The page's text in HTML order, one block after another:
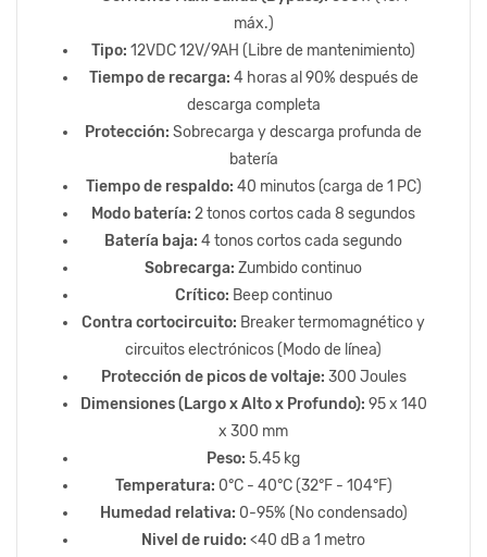
máx.)
Tipo: 12VDC 12V/9AH (Libre de mantenimiento)
Tiempo de recarga: 4 horas al 90% después de
descarga completa
Protección: Sobrecarga y descarga profunda de
batería
Tiempo de respaldo: 40 minutos (carga de 1 PC)
Modo batería: 2 tonos cortos cada 8 segundos
Batería baja: 4 tonos cortos cada segundo
Sobrecarga: Zumbido continuo
Crítico: Beep continuo
Contra cortocircuito: Breaker termomagnético y
circuitos electrónicos (Modo de línea)
Protección de picos de voltaje: 300 Joules
Dimensiones (Largo x Alto x Profundo): 95 x 140
x 300 mm
Peso: 5.45 kg
Temperatura: 0°C - 40°C (32°F - 104°F)
Humedad relativa: 0-95% (No condensado)
Nivel de ruido: <40 dB a 1 metro